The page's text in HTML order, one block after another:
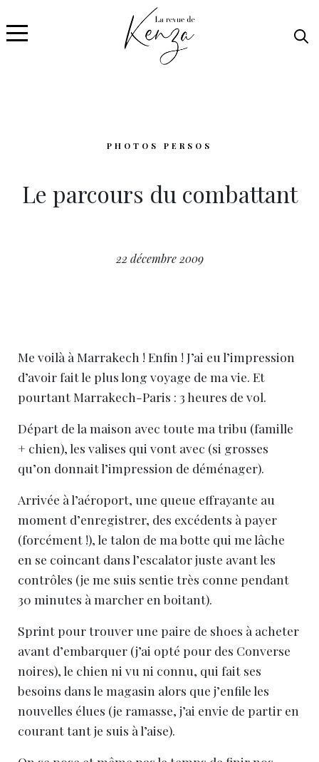
PHOTOS PERSOS
Le parcours du combattant
22 décembre 2009
Me voilà à Marrakech ! Enfin ! J’ai eu l’impression
d’avoir fait le plus long voyage de ma vie. Et
pourtant Marrakech-Paris : 3 heures de vol.
Départ de la maison avec toute ma tribu (famille
+ chien), les valises qui vont avec (si grosses
qu’on donnait l’impression de déménager).
Arrivée à l’aéroport, une queue effrayante au
moment d’enregistrer, des excédents à payer
(forcément !), le talon de ma botte qui me lâche
en se coincant dans l’escalator juste avant les
contrôles (je me suis sentie très conne pendant
30 minutes à marcher en boitant).
Sprint pour trouver une paire de shoes à acheter
avant d’embarquer (j’ai opté pour des Converse
noires), le chien ni vu ni connu, qui fait ses
besoins dans le magasin alors que j’enfile les
nouvelles élues (je ramasse, j’ai envie de partir en
courant tant je suis à l’aise).